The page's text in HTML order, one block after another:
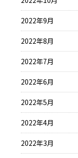
2022年9月
2022年8月
2022年7月
2022年6月
2022年5月
2022年4月
2022年3月